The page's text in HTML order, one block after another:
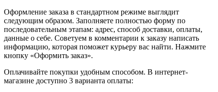
Оформление заказа в стандартном режиме выглядит
следующим образом. Заполняете полностью форму по
последовательным этапам: адрес, способ доставки, оплаты,
данные о себе. Советуем в комментарии к заказу написать
информацию, которая поможет курьеру вас найти. Нажмите
кнопку «Оформить заказ».
Оплачивайте покупки удобным способом. В интернет-
магазине доступно 3 варианта оплаты: